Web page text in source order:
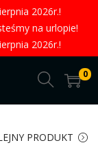
2026r.!
na urlopie!
2026r.!
0
PRODUKT